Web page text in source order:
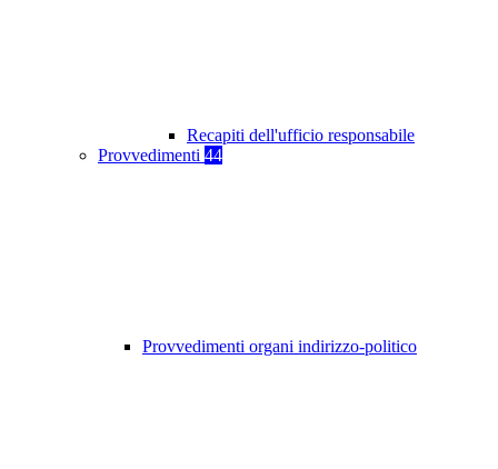
Recapiti dell'ufficio responsabile
Provvedimenti 44
Provvedimenti organi indirizzo-politico